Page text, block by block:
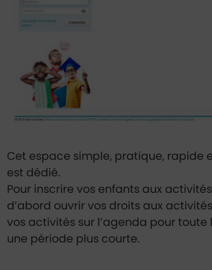
Cet espace simple, pratique, rapide
est dédié.
Pour inscrire vos enfants aux
d’abord ouvrir vos droits aux
vos activités sur l’agenda pour toute
une période plus courte.